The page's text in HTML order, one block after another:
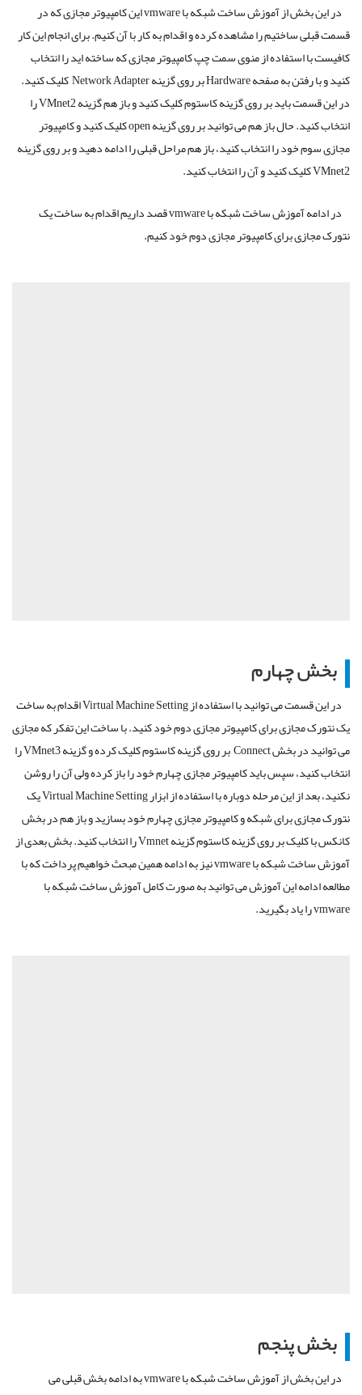
در این بخش از آموزش ساخت شبکه با vmware این کامپیوتر مجازی که در
قسمت قبلی ساختیم را مشاهده کرده و اقدام به کار با آن کنیم. برای انجام این کار
کافیست با استفاده از منوی سمت چپ کامپیوتر مجازی که ساخته اید را انتخاب
کنید و با رفتن به صفحه Hardware بر روی گزینه Network Adapter کلیک کنید.
در این قسمت باید بر روی گزینه کاستوم کلیک کنید و باز هم گزینه VMnet2 را
انتخاب کنید. حال باز هم می توانید بر روی گزینه open کلیک کنید و کامپیوتر
مجازی سوم خود را انتخاب کنید، باز هم مراحل قبلی را ادامه دهید و بر روی گزینه
VMnet2 کلیک کنید و آن را انتخاب کنید.
در ادامه آموزش ساخت شبکه با vmware قصد داریم اقدام به ساخت یک
نتورک مجازی برای کامپیوتر مجازی دوم خود کنیم.
بخش چهارم
در این قسمت می توانید با استفاده از Virtual Machine Setting اقدام به ساخت
یک نتورک مجازی برای کامپیوتر مجازی دوم خود کنید. با ساخت این تفکر که مجازی
می توانید در بخش Connect بر روی گزینه کاستوم کلیک کرده و گزینه VMnet3 را
انتخاب کنید، سپس باید کامپیوتر مجازی چهارم خود را باز کرده ولی آن را روشن
نکنید، بعد از این مرحله دوباره با استفاده از ابزار Virtual Machine Setting یک
نتورک مجازی برای شبکه و کامپیوتر مجازی چهارم خود بسازید و باز هم در بخش
کانکس با کلیک بر روی گزینه کاستوم گزینه Vmnet را انتخاب کنید. بخش بعدی از
آموزش ساخت شبکه با vmware نیز به ادامه همین مبحث خواهیم پرداخت که با
مطالعه ادامه این آموزش می توانید به صورت کامل آموزش ساخت شبکه با
vmware را یاد بگیرید.
بخش پنجم
در این بخش از آموزش ساخت شبکه با vmware به ادامه بخش قبلی می